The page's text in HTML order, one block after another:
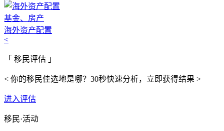
基金、房产
海外资产配置
<
「 移民评估 」
< 你的移民佳选地是哪？30秒快速分析，立即获得结果 >
进入评估
移民·活动